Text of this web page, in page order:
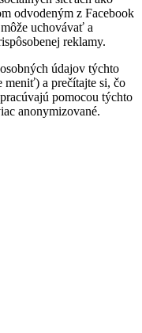
odvodeným z Facebook
uchovávať a
reklamy.
údajov týchto
meniť) a prečítajte si, čo
pomocou týchto
anonymizované.